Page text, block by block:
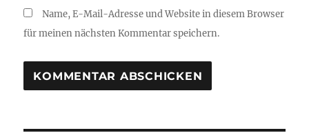
Name, E-Mail-Adresse und Website in diesem Browser
für meinen nächsten Kommentar speichern.